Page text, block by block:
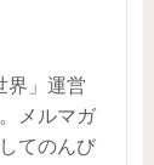
界」運営
メルマガ
てのんび